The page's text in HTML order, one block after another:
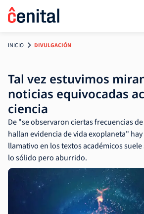
INICIO DIVULGACIÓN
Tal vez estuvimos
noticias equivocadas
ciencia
De "se observaron ciertas frecuencias
hallan evidencia de vida exoplaneta"
llamativo en los textos académicos
lo sólido pero aburrido.